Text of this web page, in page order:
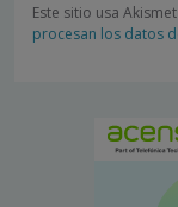
Este sitio usa
procesan los datos